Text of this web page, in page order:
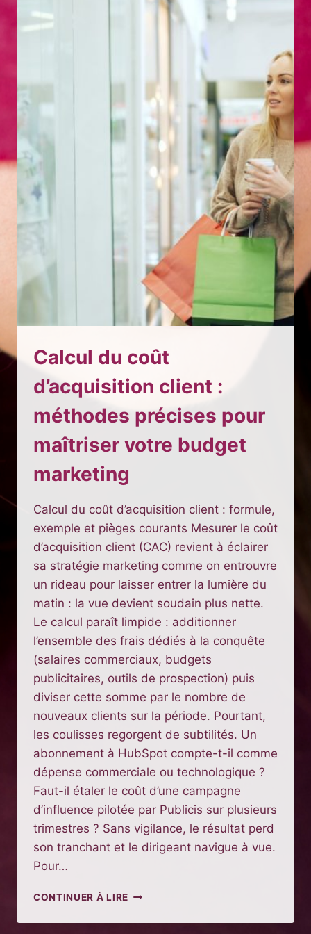
Calcul du coût
d’acquisition client :
méthodes précises pour
maîtriser votre budget
marketing
Calcul du coût d’acquisition client : formule,
exemple et pièges courants Mesurer le coût
d’acquisition client (CAC) revient à éclairer
sa stratégie marketing comme on entrouvre
un rideau pour laisser entrer la lumière du
matin : la vue devient soudain plus nette.
Le calcul paraît limpide : additionner
l’ensemble des frais dédiés à la conquête
(salaires commerciaux, budgets
publicitaires, outils de prospection) puis
diviser cette somme par le nombre de
nouveaux clients sur la période. Pourtant,
les coulisses regorgent de subtilités. Un
abonnement à HubSpot compte-t-il comme
dépense commerciale ou technologique ?
Faut-il étaler le coût d’une campagne
d’influence pilotée par Publicis sur plusieurs
trimestres ? Sans vigilance, le résultat perd
son tranchant et le dirigeant navigue à vue.
Pour…
CONTINUER À LIRECALCUL
COÛT